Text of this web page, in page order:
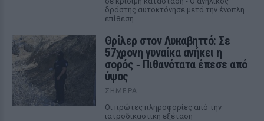
δράστης αυτοκτόνησε μετά την ένοπλη
επίθεση
Θρίλερ στον Λυκαβηττό: Σε
57χρονη γυναίκα ανήκει η
σορός ‑ Πιθανότατα έπεσε από
ύψος
ΣΉΜΕΡΑ
Οι πρώτες πληροφορίες από την
ιατροδικαστική εξέταση